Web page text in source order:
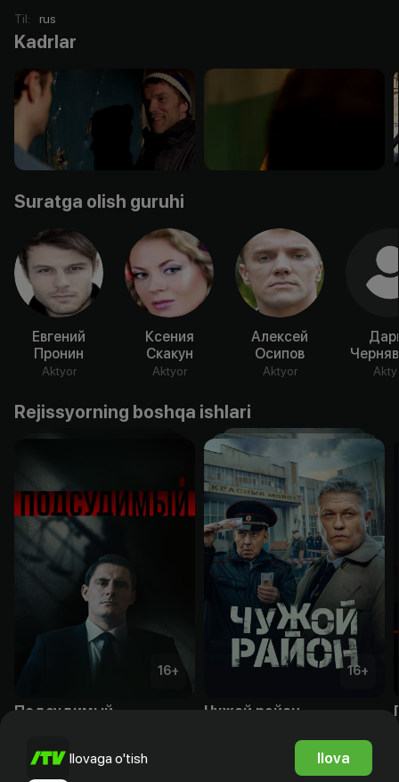
Til: rus
Kadrlar
Suratga olish guruhi
Евгений
Пронин
Aktyor
Ксения
Скакун
Aktyor
Алексей
Осипов
Aktyor
Rejissyorning boshqa ishlari
16+
Подсудимый
16+
Чужой район
Ilovaga o'tish Ilova